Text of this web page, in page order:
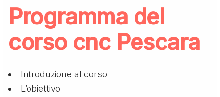
Programma del
corso cnc Pescara
Introduzione al corso
L’obiettivo